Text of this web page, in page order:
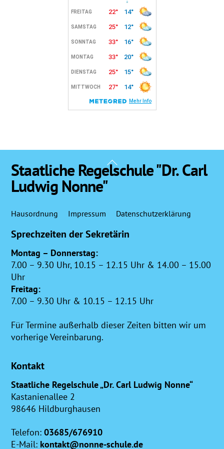
Back
To
Staatliche Regelschule "Dr. Carl
Ludwig Nonne"
Hausordnung Impressum Datenschutzerklärung
Sprechzeiten der Sekretärin
Montag – Donnerstag:
7.00 – 9.30 Uhr, 10.15 – 12.15 Uhr & 14.00 – 15.00
Uhr
Freitag:
7.00 – 9.30 Uhr & 10.15 – 12.15 Uhr
Für Termine außerhalb dieser Zeiten bitten wir um
vorherige Vereinbarung.
Kontakt
Staatliche Regelschule „Dr. Carl Ludwig Nonne“
Kastanienallee 2
98646 Hildburghausen
Telefon:03685/676910
E-Mail: kontakt@nonne-schule.de